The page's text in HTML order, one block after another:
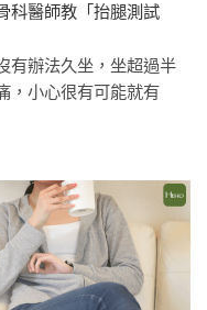
科醫師教「抬腿測試
有辦法久坐，坐超過半
，小心很有可能就有